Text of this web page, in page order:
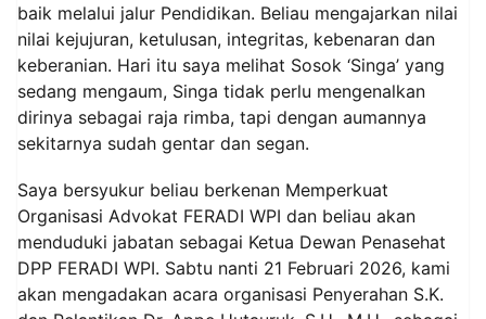
baik melalui jalur Pendidikan. Beliau mengajarkan nilai
nilai kejujuran, ketulusan, integritas, kebenaran dan
keberanian. Hari itu saya melihat Sosok ‘Singa’ yang
sedang mengaum, Singa tidak perlu mengenalkan
dirinya sebagai raja rimba, tapi dengan aumannya
sekitarnya sudah gentar dan segan.
Saya bersyukur beliau berkenan Memperkuat
Organisasi Advokat FERADI WPI dan beliau akan
menduduki jabatan sebagai Ketua Dewan Penasehat
DPP FERADI WPI. Sabtu nanti 21 Februari 2026, kami
akan mengadakan acara organisasi Penyerahan S.K.